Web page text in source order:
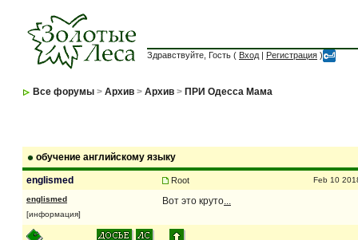
Здравствуйте, Гость ( Вход | Регистрация )
Все форумы > Архив > Архив > ПРИ Одесса Мама
обучение английскому языку
englismed Root Feb 10
englismed
[информация]
Вот это круто...